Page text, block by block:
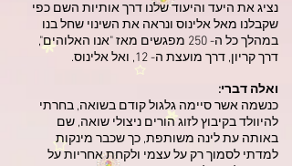
נציג את היעד והיעוד שלנו דרך אותיות השם כפי
שקבלנו מאל אלינוס ונראה את השינוי שחל בנו
במהלך כל ה- 250 מפגשים מאז "אנו האלוהים",
דרך קריון, דרך מועצת ה- 12, ואל אלינוס.
ואלה דברי:
כנשמה אשר סיימה גלגול קודם בשואה, בחרתי
להיוולד בקיבוץ לזוג הורים ניצולי שואה, שם
באותה עת לינה משותפת, כך שכבר מינקות
למדתי לסמוך רק על עצמי ולקחת אחריות על